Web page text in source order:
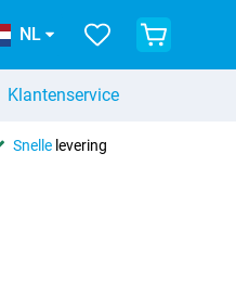
NL
Klantenservice
Snellelevering